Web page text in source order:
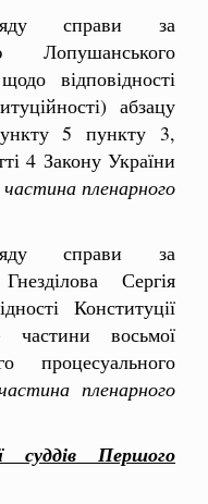
справи за
Лопушанського
відповідності
абзацу
5 пункту 3,
4 Закону України
пленарного
справи за
Сергія
Конституції
частини восьмої
процесуального
пленарного
суддів Першого